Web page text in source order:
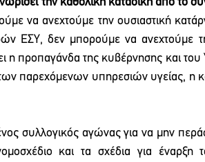
να ανεχτούμε την ουσιαστική
ΕΣΥ, δεν μπορούμε να ανεχτούμε
η προπαγάνδα της κυβέρνησης και
παρεχόμενων υπηρεσιών υγείας,
συλλογικός αγώνας για να μην
και τα σχέδια για έναρξη